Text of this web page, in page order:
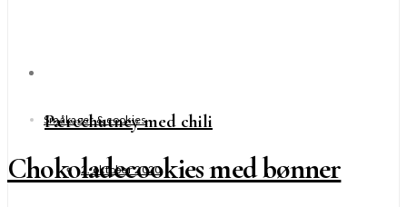
Pærechutney med chili
2. oktober 2020
Småkager & cookies
Chokoladecookies med bønner